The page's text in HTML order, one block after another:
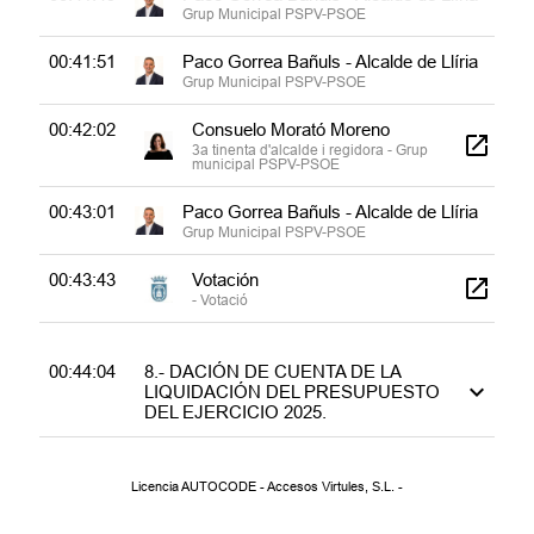
Grup Municipal PSPV-PSOE
00:41:51 Paco Gorrea Bañuls - Alcalde de Llíria
Grup Municipal PSPV-PSOE
00:42:02 Consuelo Morató Moreno
3a tinenta d'alcalde i regidora - Grup
municipal PSPV-PSOE
00:43:01 Paco Gorrea Bañuls - Alcalde de Llíria
Grup Municipal PSPV-PSOE
00:43:43 Votación
- Votació
00:44:04
8.- DACIÓN DE CUENTA DE LA
LIQUIDACIÓN DEL PRESUPUESTO
DEL EJERCICIO 2025.
RESOLUCIONES CON REPAROS
Licencia AUTOCODE - Accesos Virtules, S.L. -